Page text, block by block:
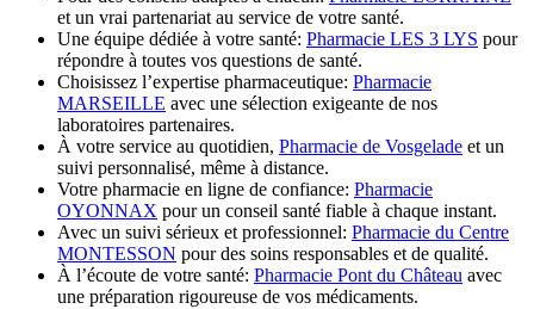
et un vrai partenariat au service de votre santé.
Une équipe dédiée à votre santé: Pharmacie LES 3 LYS pour
répondre à toutes vos questions de santé.
Choisissez l’expertise pharmaceutique: Pharmacie
MARSEILLE avec une sélection exigeante de nos
laboratoires partenaires.
À votre service au quotidien, Pharmacie de Vosgelade et un
suivi personnalisé, même à distance.
Votre pharmacie en ligne de confiance: Pharmacie
OYONNAX pour un conseil santé fiable à chaque instant.
Avec un suivi sérieux et professionnel: Pharmacie du Centre
MONTESSON pour des soins responsables et de qualité.
À l’écoute de votre santé: Pharmacie Pont du Château avec
une préparation rigoureuse de vos médicaments.